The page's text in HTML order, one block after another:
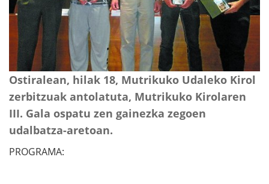
Ostiralean, hilak 18, Mutrikuko Udaleko Kirol
zerbitzuak antolatuta, Mutrikuko Kirolaren
III. Gala ospatu zen gainezka zegoen
udalbatza-aretoan.
PROGRAMA: